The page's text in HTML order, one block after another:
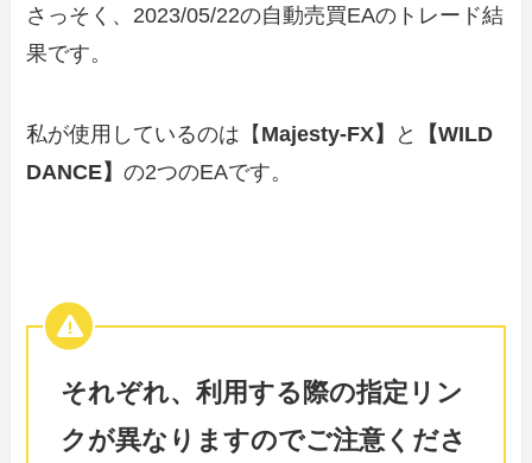
さっそく、2023/05/22の自動売買EAのトレード結
果です。
私が使用しているのは【 Majesty-FX】 と
【WILD
DANCE】の2つのEAです。
それぞれ、利用する際の指定リン
クが異なりますのでご注意くださ